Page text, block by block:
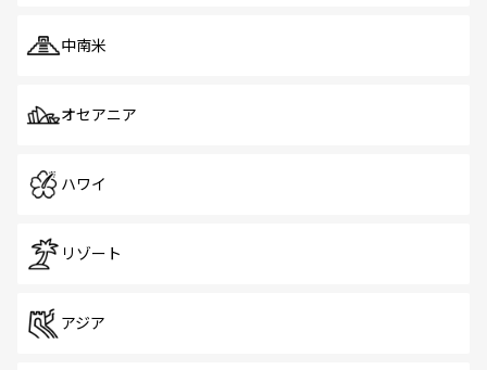
中南米
オセアニア
ハワイ
リゾート
アジア